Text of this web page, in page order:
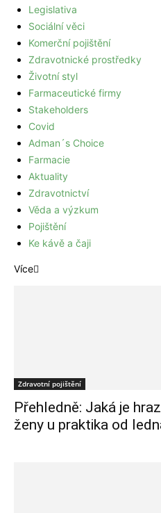
Legislativa
Sociální věci
Komerční pojištění
Zdravotnické prostředky
Životní styl
Farmaceutické firmy
Stakeholders
Covid
Adman´s Choice
Farmacie
Aktuality
Zdravotnictví
Věda a výzkum
Pojištění
Ke kávě a čaji
Více
Zdravotní pojištění
Přehledně: Jaká je
ženy u praktika od